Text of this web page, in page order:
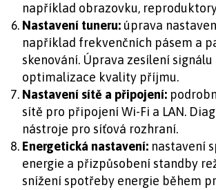
například obrazovku,
Nastavení tuneru: úprava
například frekvenčních pásem a
skenování. Úprava zesílení signálu
optimalizace kvality příjmu.
Nastavení sítě a připojení:
sítě pro připojení Wi-Fi a LAN.
nástroje pro síťová rozhraní.
Energetická nastavení: nastavení
energie a přizpůsobení standby
snížení spotřeby energie během